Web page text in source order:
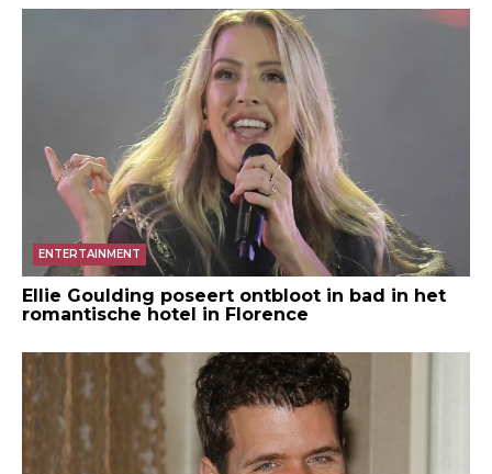
ENTERTAINMENT
Ellie Goulding poseert ontbloot in bad in het
romantische hotel in Florence